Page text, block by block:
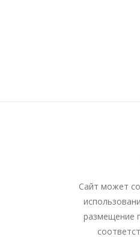
Сайт может
размещение